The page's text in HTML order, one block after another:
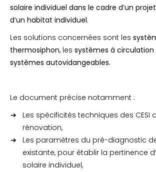
solaire individuel dans le cadre d’un
d’un habitat individuel.
Les solutions concernées sont les
thermosiphon, les systèmes à
systèmes autovidangeables.
Le document précise notamment :
Les spécificités techniques des CESI
rénovation,
Les paramètres du pré-diagnostic
existante, pour établir la pertinence
solaire individuel,